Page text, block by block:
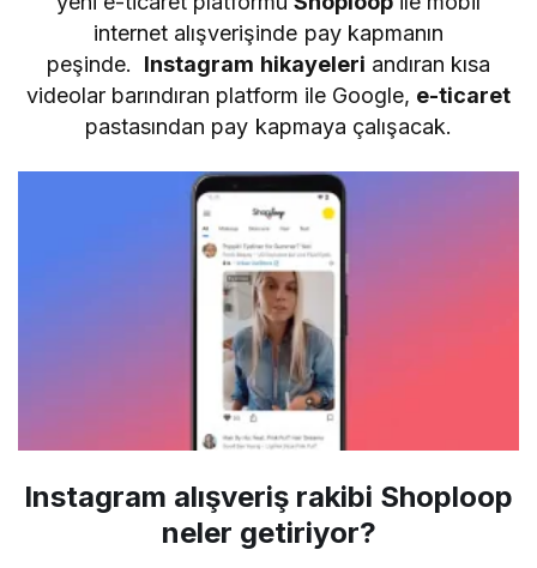
internet alışverişinde pay kapmanın
peşinde. Instagram hikayeleri andıran kısa
videolar barındıran platform ile Google, e-ticaret
pastasından pay kapmaya çalışacak.
Instagram alışveriş rakibi Shoploop
neler getiriyor?